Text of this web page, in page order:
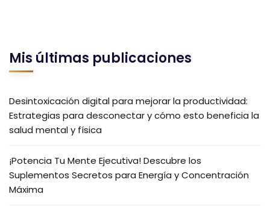
Mis últimas publicaciones
Desintoxicación digital para mejorar la productividad:
Estrategias para desconectar y cómo esto beneficia la
salud mental y física
¡Potencia Tu Mente Ejecutiva! Descubre los
Suplementos Secretos para Energía y Concentración
Máxima